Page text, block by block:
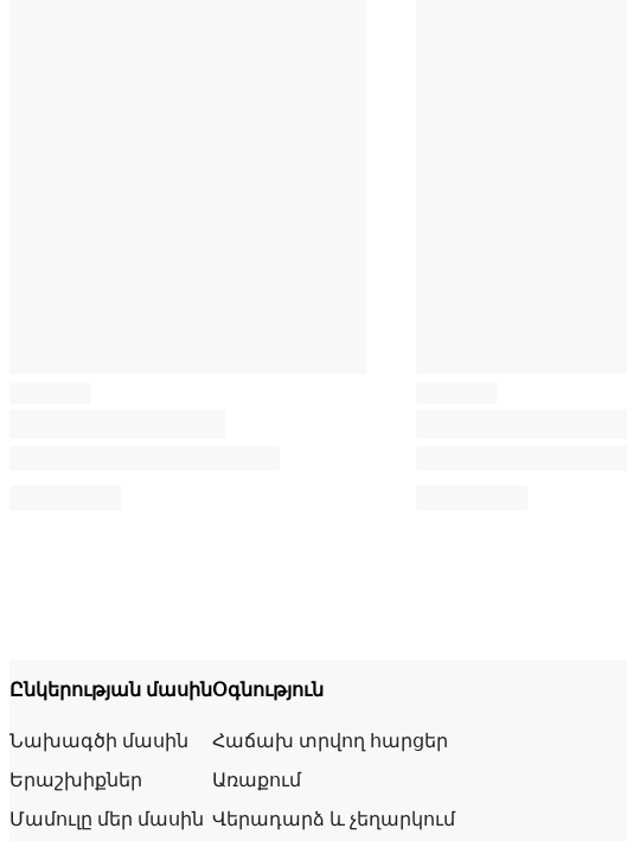
Ընկերության մասին
Նախագծի մասին
Երաշխիքներ
Մամուլը մեր մասին
Օգնություն
Հաճախ տրվող հարցեր
Առաքում
Վերադարձ և չեղարկում